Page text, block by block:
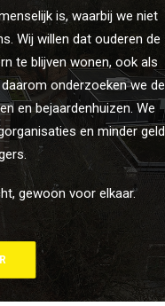
is, waarbij we niet
Wij willen dat ouderen de
te blijven wonen, ook als
onderzoeken we de
en bejaardenhuizen. We
en minder geld
gewoon voor elkaar.